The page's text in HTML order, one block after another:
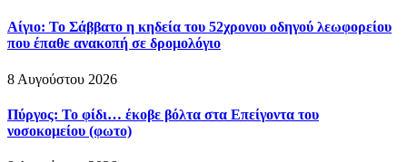
Αίγιο: Το Σάββατο η κηδεία του 52χρονου οδηγού λεωφορείου
που έπαθε ανακοπή σε δρομολόγιο
8 Αυγούστου 2026
Πύργος: Το φίδι… έκοβε βόλτα στα Επείγοντα του
νοσοκομείου (φωτο)